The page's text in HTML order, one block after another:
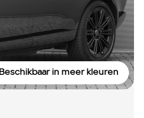
Beschikbaar in meer kleuren